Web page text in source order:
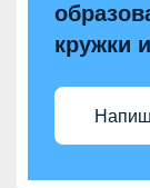
кружки